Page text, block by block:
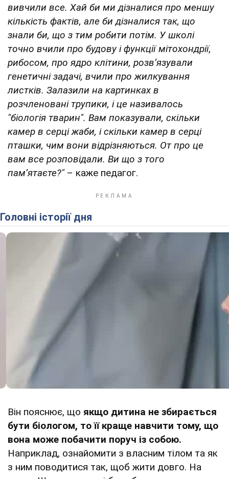
вивчили все. Хай би ми дізналися про меншу
кількість фактів, але би дізналися так, що
знали би, що з тим робити потім. У школі
точно вчили про будову і функції мітохондрії,
рибосом, про ядро клітини, розв’язували
генетичні задачі, вчили про жилкування
листків. Залазили на картинках в
розчленовані трупики, і це називалось
"біологія тварин". Вам показували, скільки
камер в серці жаби, і скільки камер в серці
пташки, чим вони відрізняються. От про це
вам все розповідали. Ви що з того
пам’ятаєте?"– каже педагог.
Головні історії дня
Він пояснює, що якщо дитина не збирається
бути біологом, то її краще навчити тому, що
вона може побачити поруч із собою.
Наприклад, ознайомити з власним тілом та як
з ним поводитися так, щоб жити довго. На